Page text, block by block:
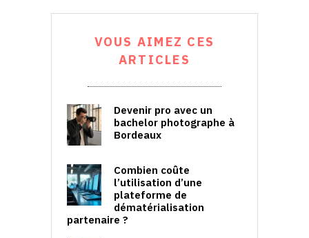
VOUS AIMEZ CES
ARTICLES
Devenir pro avec un
bachelor photographe à
Bordeaux
Combien coûte
l’utilisation d’une
plateforme de
dématérialisation
partenaire ?